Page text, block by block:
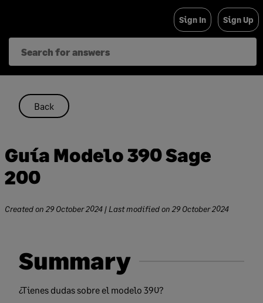
content
Sign In Sign Up
Back
Guía Modelo 390 Sage
200
Created on 29 October 2024 | Last modified on 29 October 2024
Summary
¿Tienes dudas sobre el modelo 390?